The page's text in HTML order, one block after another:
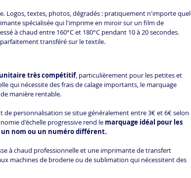
Logos, textes, photos, dégradés : pratiquement n'importe quel
spécialisée qui l'imprime en miroir sur un film de
à chaud entre 160°C et 180°C pendant 10 à 20 secondes.
transféré sur le textile.
très compétitif, particulièrement pour les petites et
qui nécessite des frais de calage importants, le marquage
manière rentable.
personnalisation se situe généralement entre 3€ et 6€ selon
d'échelle progressive rend le marquage idéal pour les
nom ou un numéro différent.
à chaud professionnelle et une imprimante de transfert
machines de broderie ou de sublimation qui nécessitent des